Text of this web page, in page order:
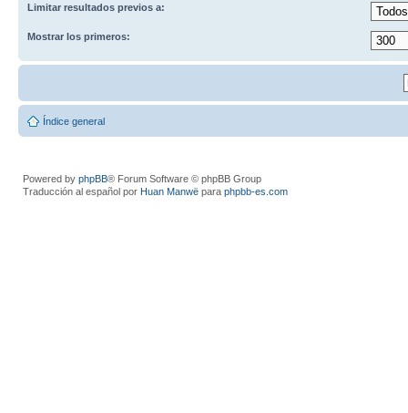
Limitar resultados previos a:
Mostrar los primeros:
Índice general
Powered by phpBB® Forum Software © phpBB Group
Traducción al español por Huan Manwë para phpbb-es.com